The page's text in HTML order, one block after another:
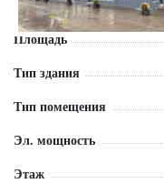
Площадь
Тип здания
Тип помещения
Эл. мощность
Этаж